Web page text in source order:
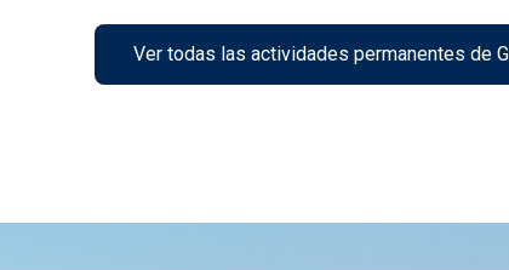
Ver todas las actividades permanentes de